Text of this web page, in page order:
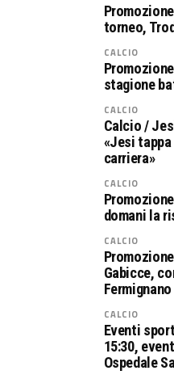
torneo,
CALCIO
stagione
CALCIO
Calcio /
«Jesi
carriera»
CALCIO
domani la
CALCIO
Gabicce,
Fermignano
CALCIO
Eventi
15:30,
Ospedale